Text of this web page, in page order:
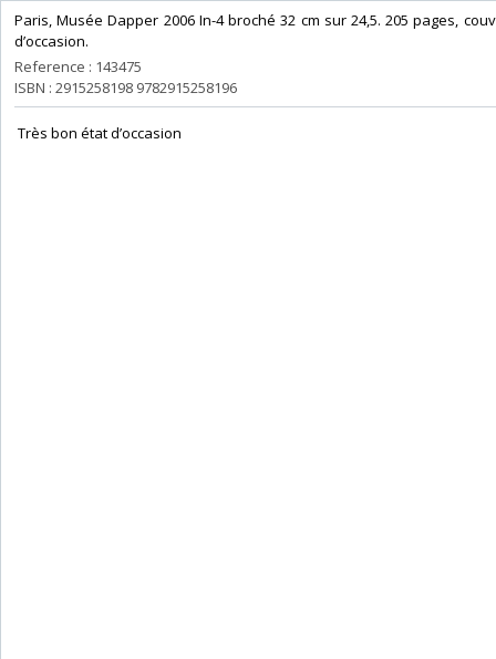
‎Paris, Musée Dapper 2006 In-4 broché 32 cm sur 24,5. 205 pages,
d’occasion.‎
Reference : 143475
ISBN : 2915258198 9782915258196
‎ Très bon état d’occasion ‎